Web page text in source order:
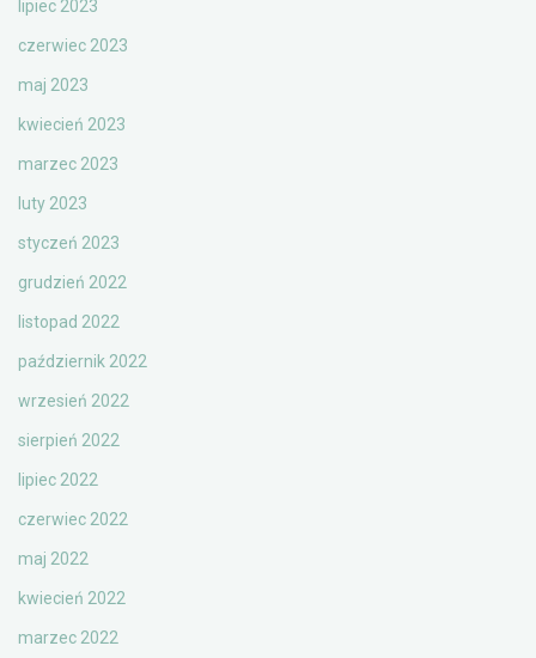
lipiec 2023
czerwiec 2023
maj 2023
kwiecień 2023
marzec 2023
luty 2023
styczeń 2023
grudzień 2022
listopad 2022
październik 2022
wrzesień 2022
sierpień 2022
lipiec 2022
czerwiec 2022
maj 2022
kwiecień 2022
marzec 2022